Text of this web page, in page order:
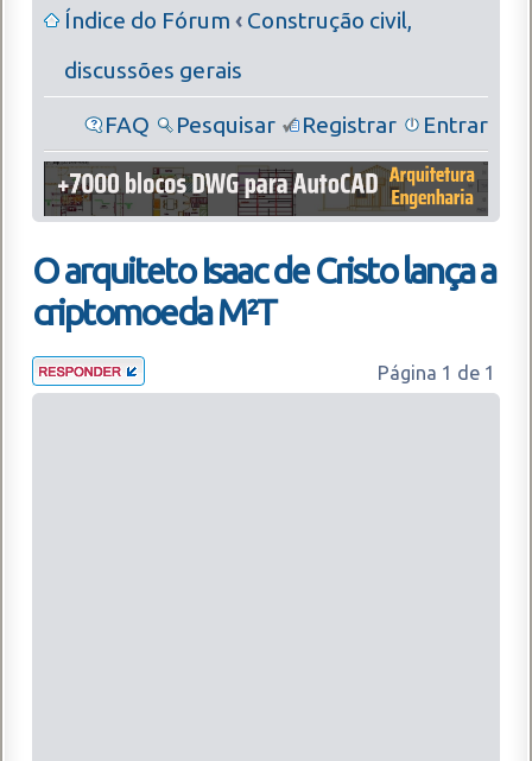
Índice do Fórum ‹ Construção civil,
discussões gerais
FAQ Pesquisar Registrar Entrar
O arquiteto Isaac de Cristo lança a
criptomoeda M²T
Página 1 de 1